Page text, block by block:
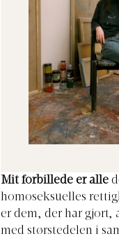
Mit forbillede er alle
homoseksuelles
er dem, der har gjort,
med størstedelen i